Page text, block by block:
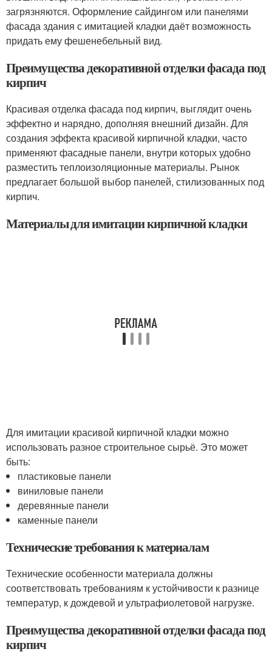
загрязняются. Оформление сайдингом или панелями
фасада здания с имитацией кладки даёт возможность
придать ему фешенебельный вид.
Преимущества декоративной отделки фасада под
кирпич
Красивая отделка фасада под кирпич, выглядит очень
эффектно и нарядно, дополняя внешний дизайн. Для
создания эффекта красивой кирпичной кладки, часто
применяют фасадные панели, внутри которых удобно
разместить теплоизоляционные материалы. Рынок
предлагает большой выбор панелей, стилизованных под
кирпич.
Материалы для имитации кирпичной кладки
Для имитации красивой кирпичной кладки можно
использовать разное строительное сырьё. Это может
быть:
пластиковые панели
виниловые панели
деревянные панели
каменные панели
Технические требования к материалам
Технические особенности материала должны
соответствовать требованиям к устойчивости к разнице
температур, к дождевой и ультрафиолетовой нагрузке.
Преимущества декоративной отделки фасада под
кирпич